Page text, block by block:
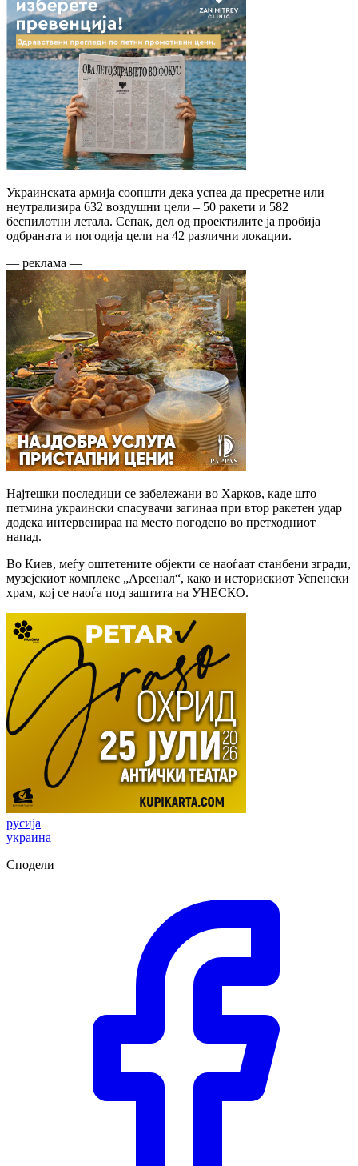
Украинската армија соопшти дека успеа да пресретне или
неутрализира 632 воздушни цели – 50 ракети и 582
беспилотни летала. Сепак, дел од проектилите ја пробија
одбраната и погодија цели на 42 различни локации.
— реклама —
Најтешки последици се забележани во Харков, каде што
петмина украински спасувачи загинаа при втор ракетен удар
додека интервенираа на место погодено во претходниот
напад.
Во Киев, меѓу оштетените објекти се наоѓаат станбени згради,
музејскиот комплекс „Арсенал“, како и историскиот Успенски
храм, кој се наоѓа под заштита на УНЕСКО.
русија
украина
Сподели